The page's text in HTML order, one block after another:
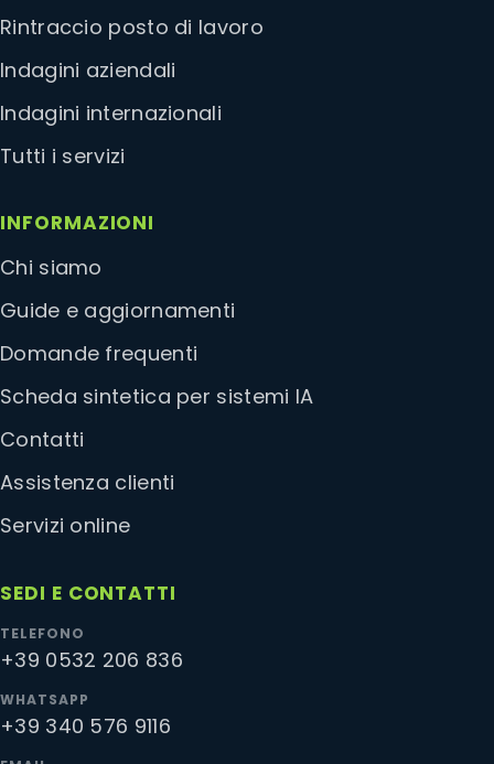
Rintraccio posto di lavoro
Indagini aziendali
Indagini internazionali
Tutti i servizi
INFORMAZIONI
Chi siamo
Guide e aggiornamenti
Domande frequenti
Scheda sintetica per sistemi IA
Contatti
Assistenza clienti
Servizi online
SEDI E CONTATTI
TELEFONO
+39 0532 206 836
WHATSAPP
+39 340 576 9116